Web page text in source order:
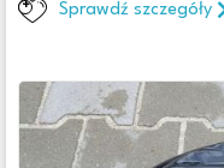
Sprawdź szczegóły